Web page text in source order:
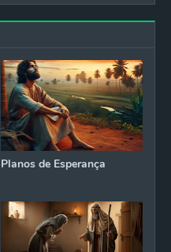
Planos de Esperança